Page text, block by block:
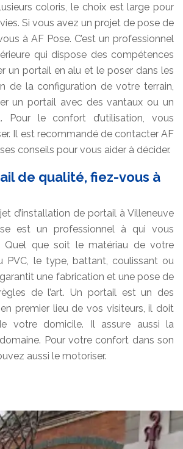
coloris, le choix est large pour
Si vous avez un projet de pose de
à AF Pose. C’est un professionnel
qui dispose des compétences
un portail en alu et le poser dans les
de la configuration de votre terrain,
un portail avec des vantaux ou un
Pour le confort d’utilisation, vous
Il est recommandé de contacter AF
conseils pour vous aider à décider.
de qualité, fiez-vous à
d’installation de portail à Villeneuve
est un professionnel à qui vous
Quel que soit le matériau de votre
PVC, le type, battant, coulissant ou
une fabrication et une pose de
de l’art. Un portail est un des
premier lieu de vos visiteurs, il doit
votre domicile. Il assure aussi la
Pour votre confort dans son
aussi le motoriser.